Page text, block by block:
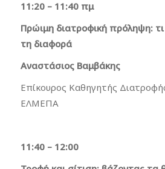
11:20 – 11:40 πμ
Πρώιμη διατροφική πρόληψη:
τη διαφορά
Αναστάσιος Βαμβάκης
Επίκουρος Καθηγητής
ΕΛΜΕΠΑ
11:40 – 12:00